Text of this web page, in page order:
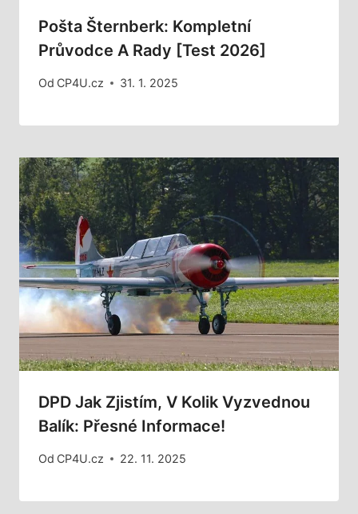
Pošta Šternberk: Kompletní
Průvodce A Rady [Test 2026]
Od CP4U.cz 31. 1. 2025
DPD Jak Zjistím, V Kolik Vyzvednou
Balík: Přesné Informace!
Od CP4U.cz 22. 11. 2025